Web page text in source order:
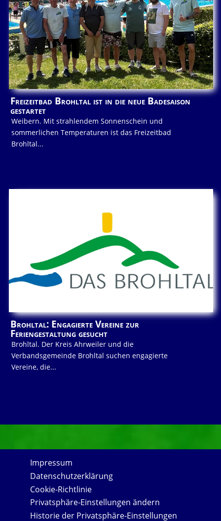
Freizeitbad Brohltal ist in die neue Badesaison
gestartet
Weibern. Mit strahlendem Sonnenschein und
sommerlichen Temperaturen ist das Freizeitbad
Brohltal...
Brohltal: Engagierte Vereine zur
Feriengestaltung gesucht
Brohltal. Der Kreis Ahrweiler und die
Verbandsgemeinde Brohltal suchen engagierte
Vereine, die...
Impressum
Datenschutzerklärung
Cookie-Richtlinie
Privatsphäre-Einstellungen ändern
Historie der Privatsphäre-Einstellungen